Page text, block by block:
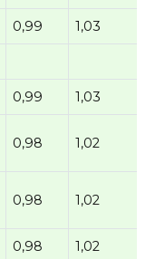
0,99 1,03
0,99 1,03
0,98 1,02
0,98 1,02
0,98 1,02